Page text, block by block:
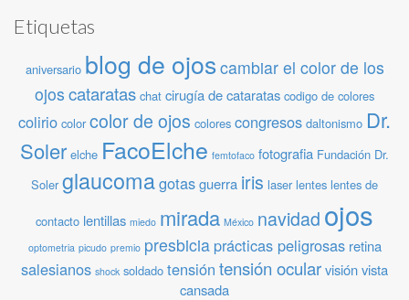
Etiquetas
aniversario blog de ojoscambiar el color de los
ojos cataratas chat cirugía de cataratas codigo de colores
colirio color color de ojos colores congresos daltonismo Dr.
Soler elche FacoElche femtofaco fotografia Fundación Dr.
Soler glaucomagotasguerra iris laser lentes lentes de
contacto lentillas miedo mirada México navidad ojos
optometria picudo premio presbicia prácticas peligrosas retina
salesianos shock soldado tensión tensión ocularvisiónvista
cansada